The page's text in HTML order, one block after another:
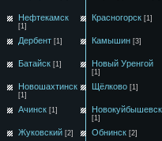
Нефтекамск
[1]
Красногорск [1]
Дербент [1] Камышин [3]
Батайск [1] Новый Уренгой
[1]
Новошахтинск
[1]
Щёлково [1]
Ачинск [1] Новокуйбышевск
[1]
Жуковский [2] Обнинск [2]